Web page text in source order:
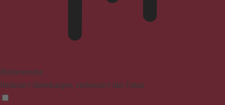
Blindenmodus
Reduziert Ablenkungen, verbessert den Fokus